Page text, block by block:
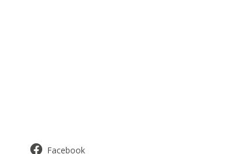
Facebook